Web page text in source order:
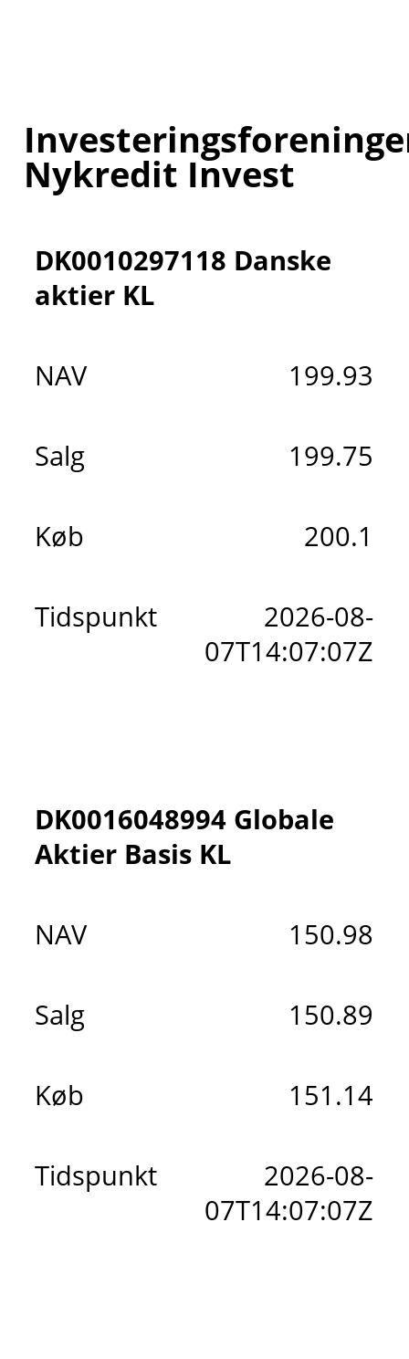
Nykredit Invest
DK0010297118 Danske
aktier KL
NAV 199.93
Salg 199.75
Køb 200.1
Tidspunkt
2026-08-
07T14:07:07Z
DK0016048994 Globale
Aktier Basis KL
NAV 150.98
Salg 150.89
Køb 151.14
Tidspunkt
2026-08-
07T14:07:07Z